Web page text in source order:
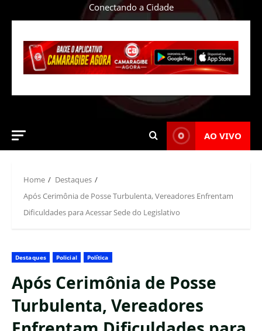
Conectando a Cidade
AO VIVO
Home
Destaques
Após Cerimônia de Posse Turbulenta, Vereadores Enfrentam
Dificuldades para Acessar Sede do Legislativo
Destaques Policial Política
Após Cerimônia de Posse
Turbulenta, Vereadores